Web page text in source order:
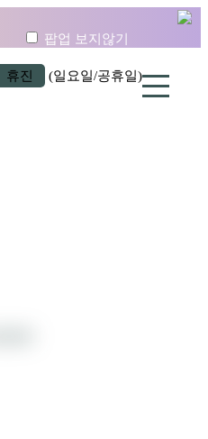
휴진 (일요일/공휴일)
팝업 보지않기